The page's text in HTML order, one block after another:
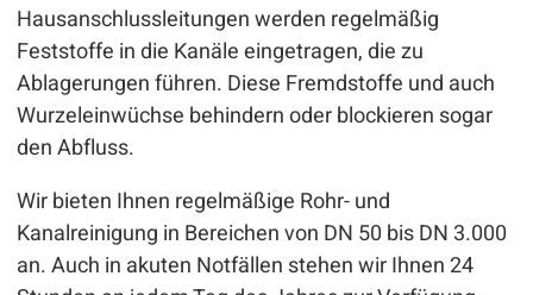
Hausanschlussleitungen werden regelmäßig
Feststoffe in die Kanäle eingetragen, die zu
Ablagerungen führen. Diese Fremdstoffe und auch
Wurzeleinwüchse behindern oder blockieren sogar
den Abfluss.
Wir bieten Ihnen regelmäßige Rohr- und
Kanalreinigung in Bereichen von DN 50 bis DN 3.000
an. Auch in akuten Notfällen stehen wir Ihnen 24